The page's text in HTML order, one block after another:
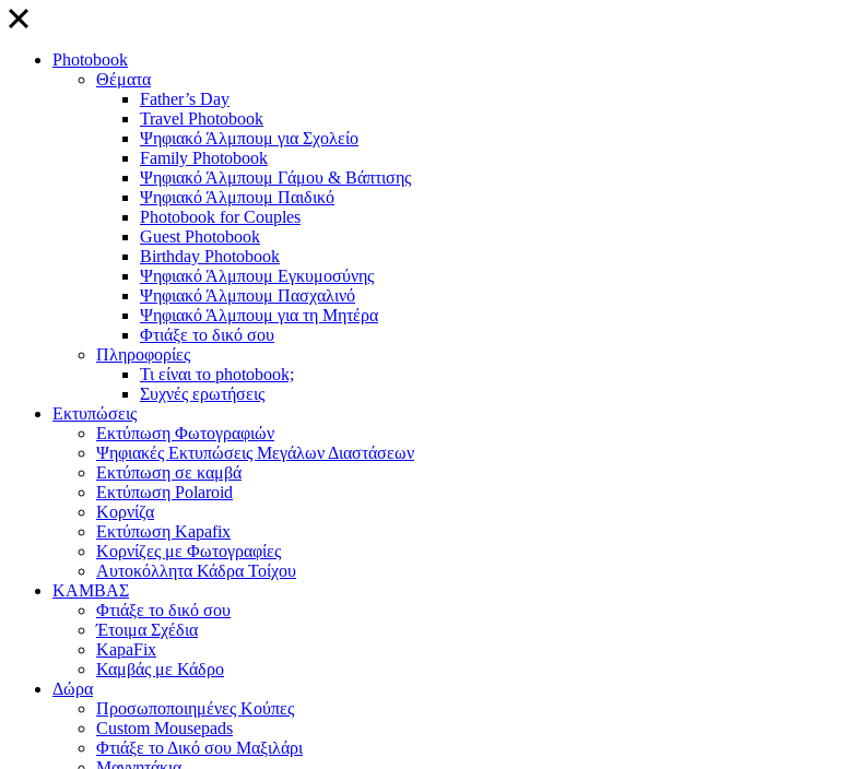
close
Photobook
Θέματα
Father’s Day
Travel Photobook
Ψηφιακό Άλμπουμ για Σχολείο
Family Photobook
Ψηφιακό Άλμπουμ Γάμου & Βάπτισης
Ψηφιακό Άλμπουμ Παιδικό
Photobook for Couples
Guest Photobook
Birthday Photobook
Ψηφιακό Άλμπουμ Εγκυμοσύνης
Ψηφιακό Άλμπουμ Πασχαλινό
Ψηφιακό Άλμπουμ για τη Μητέρα
Φτιάξε το δικό σου
Πληροφορίες
Τι είναι το photobook;
Συχνές ερωτήσεις
Εκτυπώσεις
Εκτύπωση Φωτογραφιών
Ψηφιακές Εκτυπώσεις Μεγάλων Διαστάσεων
Εκτύπωση σε καμβά
Εκτύπωση Polaroid
Κορνίζα
Εκτύπωση Kapafix
Κορνίζες με Φωτογραφίες
Αυτοκόλλητα Κάδρα Τοίχου
ΚΑΜΒΑΣ
Φτιάξε το δικό σου
Έτοιμα Σχέδια
KapaFix
Καμβάς με Κάδρο
Δώρα
Προσωποποιημένες Κούπες
Custom Mousepads
Φτιάξε το Δικό σου Μαξιλάρι